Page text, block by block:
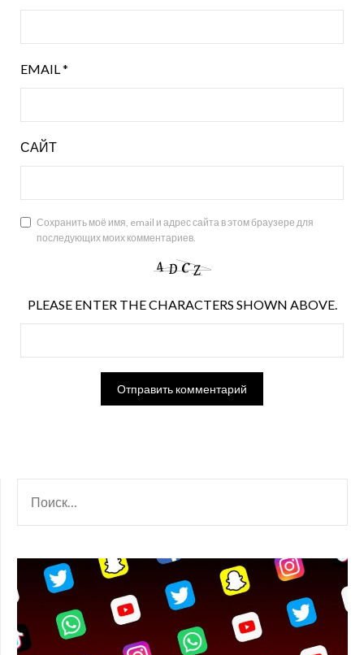
EMAIL *
САЙТ
Сохранить моё имя, email и адрес сайта в этом браузере для
последующих моих комментариев.
PLEASE ENTER THE CHARACTERS SHOWN ABOVE.